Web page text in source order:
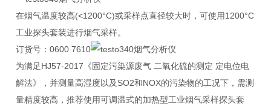
在烟气温度较高(<1200°C)或采样点直径较大时，可使用1200°C
工业探头套装进行烟气采样。
订货号：0600 7610
为满足HJ57-2017《固定污染源废气 二氧化硫的测定 定电位电
解法》，并测量高湿度以及SO2和NOX的污染物的工况下，需测
量精度较高，推荐使用可调温式的加热型工业烟气采样探头套